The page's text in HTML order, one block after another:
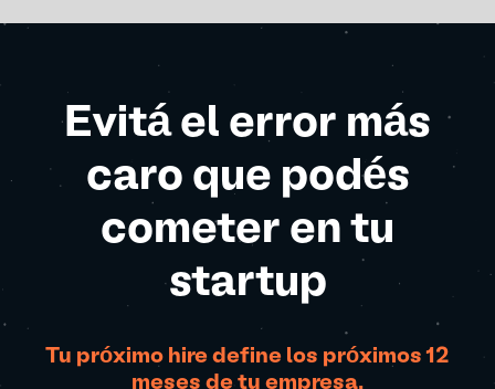
virtual y todos los materiales.
Evitá el error más
caro que podés
cometer en tu
startup
Tu próximo hire define los próximos 12
meses de tu empresa.